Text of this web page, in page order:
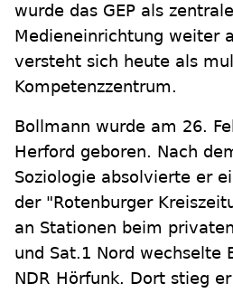
wurde das GEP als
Medieneinrichtung weiter
versteht sich heute als
Kompetenzzentrum.
Bollmann wurde am 26.
Herford geboren. Nach
Soziologie absolvierte er
der "Rotenburger
an Stationen beim
und Sat.1 Nord wechselte
NDR Hörfunk. Dort stieg